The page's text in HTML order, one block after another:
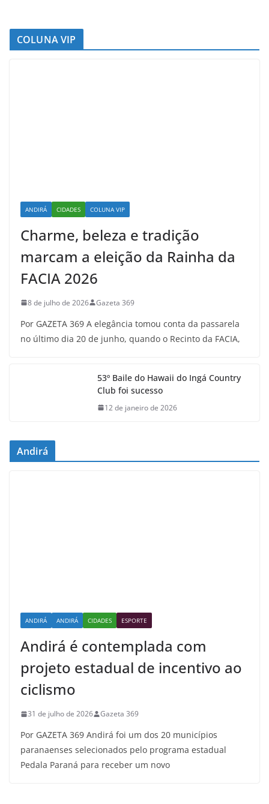
COLUNA VIP
ANDIRÁ CIDADES COLUNA VIP
Charme, beleza e tradição
marcam a eleição da Rainha da
FACIA 2026
8 de julho de 2026 Gazeta 369
Por GAZETA 369 A elegância tomou conta da passarela
no último dia 20 de junho, quando o Recinto da FACIA,
53º Baile do Hawaii do Ingá Country
Club foi sucesso
12 de janeiro de 2026
Andirá
ANDIRÁ ANDIRÁ CIDADES ESPORTE
Andirá é contemplada com
projeto estadual de incentivo ao
ciclismo
31 de julho de 2026 Gazeta 369
Por GAZETA 369 Andirá foi um dos 20 municípios
paranaenses selecionados pelo programa estadual
Pedala Paraná para receber um novo